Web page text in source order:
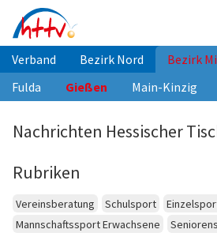
Inhalt
springen
Verband Bezirk Nord Bezirk
Fulda
Gießen Main-Kinzig
Nachrichten Hessischer
Rubriken
Vereinsberatung Schulsport
Mannschaftssport Erwachsene